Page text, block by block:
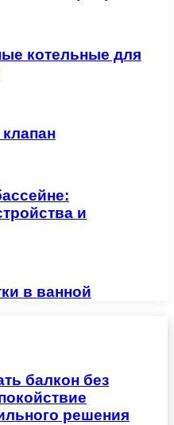
котельные для
и
в ванной
балкон без
решения